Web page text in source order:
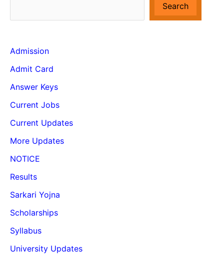
Search
Admission
Admit Card
Answer Keys
Current Jobs
Current Updates
More Updates
NOTICE
Results
Sarkari Yojna
Scholarships
Syllabus
University Updates